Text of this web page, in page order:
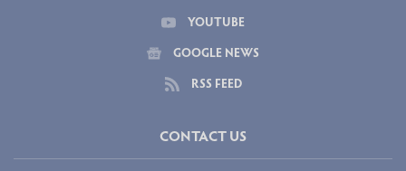
YOUTUBE
GOOGLE NEWS
RSS FEED
CONTACT US